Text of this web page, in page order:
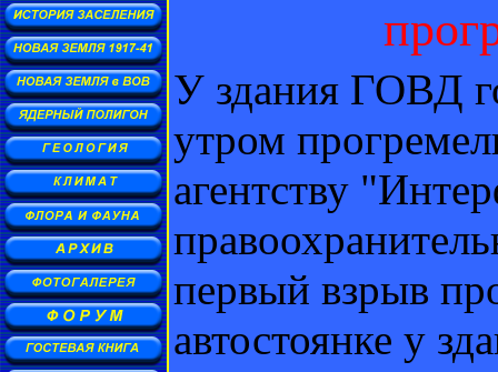
У здания ГОВД
утром
агентству
первый взрыв
автостоянке у